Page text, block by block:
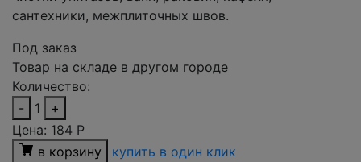
сантехники, межплиточных швов.
Под заказ
Товар на складе в другом городе
Количество:
-
1
+
Цена: 184 Р
в корзину
купить в один клик